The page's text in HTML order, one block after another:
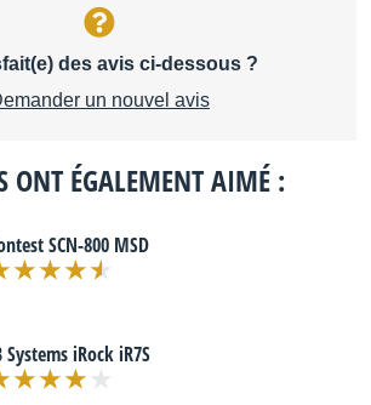
des avis ci-dessous ?
un nouvel avis
ONT ÉGALEMENT AIMÉ :
SCN-800 MSD
Systems iRock iR7S